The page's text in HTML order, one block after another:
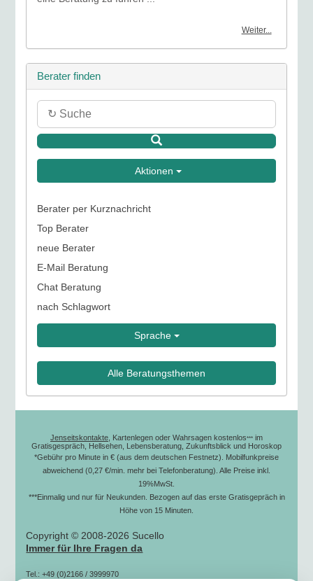
Weiter...
Berater finden
Aktionen
Berater per Kurznachricht
Top Berater
neue Berater
E-Mail Beratung
Chat Beratung
nach Schlagwort
Sprache
Alle Beratungsthemen
Jenseitskontakte , Kartenlegen oder Wahrsagen kostenlos*** im
Gratisgespräch, Hellsehen, Lebensberatung, Zukunftsblick und Horoskop
*Gebühr pro Minute in € (aus dem deutschen Festnetz). Mobilfunkpreise
abweichend (0,27 €/min. mehr bei Telefonberatung). Alle Preise inkl.
19%MwSt.
***Einmalig und nur für Neukunden. Bezogen auf das erste Gratisgepräch in
Höhe von 15 Minuten.
Copyright © 2008-2026 Sucello
Immer für Ihre Fragen da
Tel.: +49 (0)2166 / 3999970